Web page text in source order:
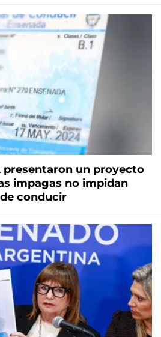
presentaron un proyecto
impagas no impidan
conducir